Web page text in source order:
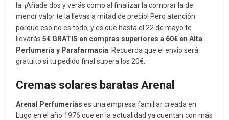
la . ¡Añade dos y verás como al finalizar la comprar la de
menor valor te la llevas a mitad de precio! Pero atención
porque eso no es todo, y es que hasta el 22 de mayo te
llevarás5€ GRATIS en compras superiores a 60€ en Alta
Perfumería y Parafarmacia . Recuerda que el envío será
gratuito si tu pedido final supera los 20€.
Cremas solares baratas Arenal
Arenal Perfumerías es una empresa familiar creada en
Lugo en el año 1976 que en la actualidad ya cuentan con más